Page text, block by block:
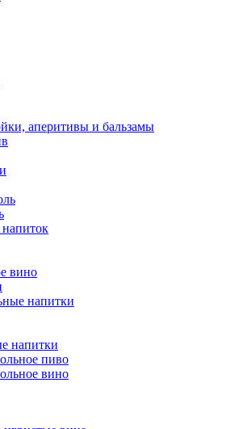
аперитивы и бальзамы
вино
напитки
напитки
пиво
вино